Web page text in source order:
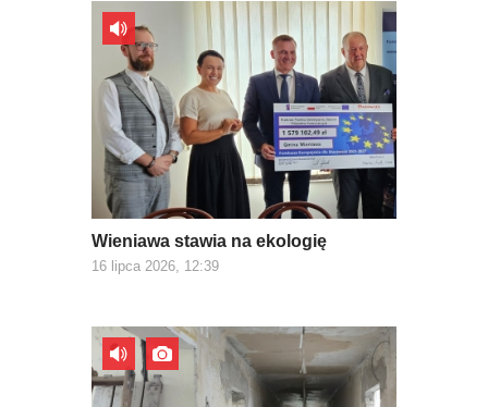
Wieniawa stawia na ekologię
16 lipca 2026, 12:39